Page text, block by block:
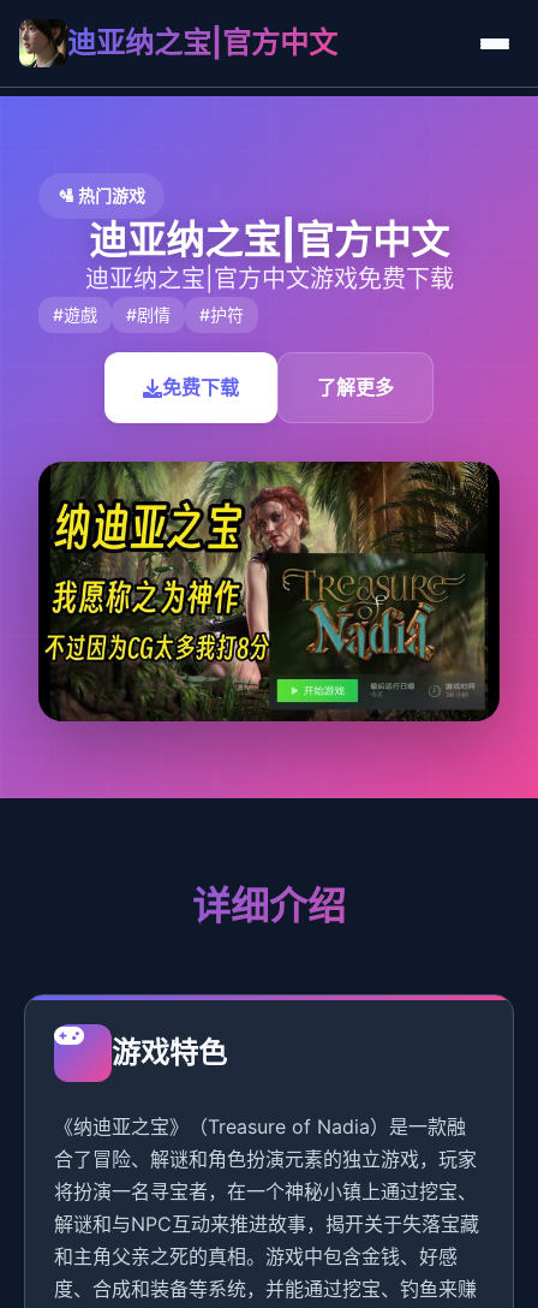
迪亚纳之宝|官方中文
🛂 热门游戏
迪亚纳之宝|官方中文
迪亚纳之宝|官方中文游戏免费下载
#遊戲 #剧情 #护符
免费下载 了解更多
详细介绍
游戏特色
《纳迪亚之宝》（Treasure of Nadia）是一款融
合了冒险、解谜和角色扮演元素的独立游戏，玩家
将扮演一名寻宝者，在一个神秘小镇上通过挖宝、
解谜和与NPC互动来推进故事，揭开关于失落宝藏
和主角父亲之死的真相。游戏中包含金钱、好感
度、合成和装备等系统，并能通过挖宝、钓鱼来赚